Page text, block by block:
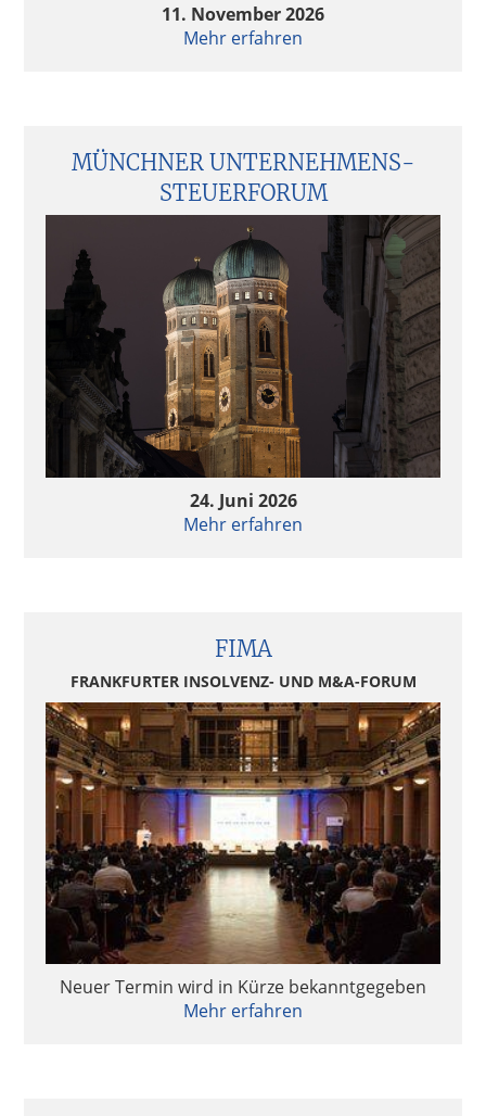
11. November 2026
Mehr erfahren
MÜNCHNER UNTERNEHMENS­
STEUERFORUM
24. Juni 2026
Mehr erfahren
FIMA
FRANKFURTER INSOLVENZ- UND M&A-FORUM
Neuer Termin wird in Kürze bekanntgegeben
Mehr erfahren